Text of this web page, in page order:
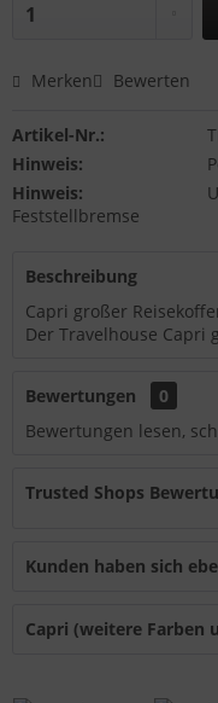
Merken Bewerten
Artikel-Nr.:
Hinweis:
Hinweis:
Feststellbremse
Beschreibung
Capri großer
Der Travelhouse Capri
Bewertungen
0
Bewertungen lesen,
Trusted Shops
Kunden haben sich
Capri (weitere Farben